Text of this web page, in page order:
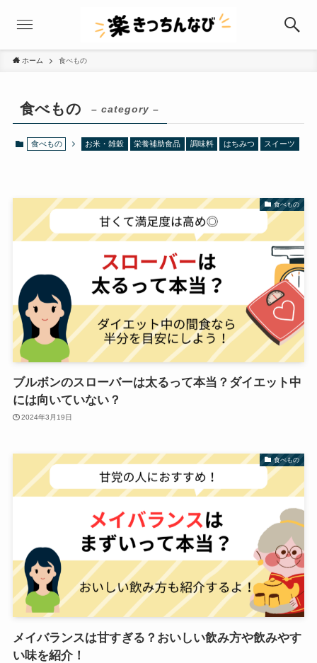
ホーム 食べもの
食べもの – category –
食べもの お米・雑穀 栄養補助食品 調味料 はちみつ スイーツ
食べもの
ブルボンのスローバーは太るって本当？ダイエット中
には向いていない？
2024年3月19日
食べもの
メイバランスは甘すぎる？おいしい飲み方や飲みやす
い味を紹介！